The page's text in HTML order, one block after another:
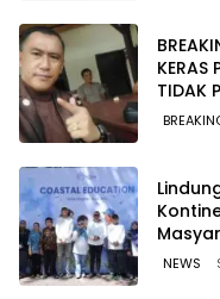
KERAS
TIDAK
NEWS